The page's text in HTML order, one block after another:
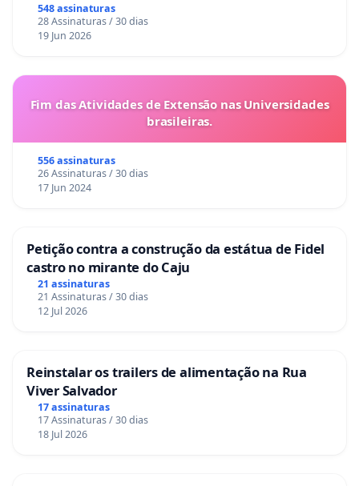
Meyer
28) Grupo de Saúde Bem Viver
30) Movimento Manifesto Sentimento
31) Movimento pelo Bem Viver
32) Pastoral da Criança e do Adolescente da
Arquidiocese de Pouso Alegre
33) Pastoral de Rua da Arquidiocese de Pouso
Alegre
36) Sindicato dos Empregados no Comércio de
Pouso Alegre (SINECOM)
37) Sindicato dos Professores do Estado de Minas
calçados, vestuário e similares de Pouso Alegre e
Região (SINDICAVESPAR)
39) Subsede do Sindicato Único dos Trabalhadores
em Educação de Minas Gerais de Pouso Alegre.
548 assinaturas
28 Assinaturas / 30 dias
19 Jun 2026
Fim das Atividades de Extensão nas Universidades
brasileiras.
556 assinaturas
26 Assinaturas / 30 dias
17 Jun 2024
Petição contra a construção da estátua de Fidel
castro no mirante do Caju
21 assinaturas
21 Assinaturas / 30 dias
12 Jul 2026
Reinstalar os trailers de alimentação na Rua
Viver Salvador
17 assinaturas
17 Assinaturas / 30 dias
18 Jul 2026